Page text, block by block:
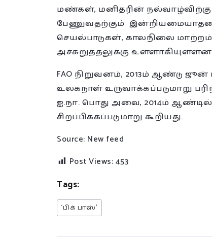
மண்கள், மனிதரின்
பேணுவதற்கும்
செயல்பாடுகள், காலநிலை
அச்சுறுத்தலுக்கு
FAO நிறுவனம், 2013ம் ஆண்டு
உலகநாள் உருவாக்கப்படுமாறு
ஐ.நா. பொது அவை, 2014ம்
சிறப்பிக்கப்படுமாறு கூறியது.
Source: New feed
Post Views:453
Tags:
‘பிக் பாஸ்’